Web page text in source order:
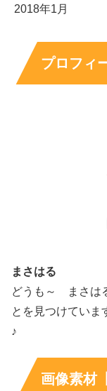
2018年1月
プロフィ
まさはる
どうも～ まさは
とを見つけてい
♪
画像素材